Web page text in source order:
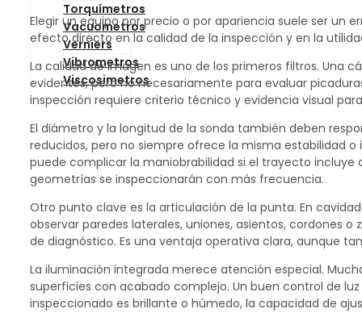
Torquímetros
Vacuometros
Verniers
Vibrometros
Viscosimetros
Elegir un equipo por precio o por apariencia suele ser un
efecto directo en la calidad de la inspección y en la
La calidad de imagen es uno de los primeros filtros. Una
evidentes, pero no necesariamente para evaluar
inspección requiere criterio técnico y evidencia visual
El diámetro y la longitud de la sonda también deben
reducidos, pero no siempre ofrece la misma estabilidad
puede complicar la maniobrabilidad si el trayecto
geometrías se inspeccionarán con más frecuencia.
Otro punto clave es la articulación de la punta. En
observar paredes laterales, uniones, asientos, cordones
de diagnóstico. Es una ventaja operativa clara, aunque
La iluminación integrada merece atención especial.
superficies con acabado complejo. Un buen control de
inspeccionado es brillante o húmedo, la capacidad de